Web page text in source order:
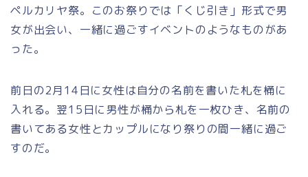
ペルカリヤ祭。このお祭りでは「くじ引き」形式で男
女が出会い、一緒に過ごすイベントのようなものがあ
った。
前日の2月14日に女性は自分の名前を書いた札を桶に
入れる。翌15日に男性が桶から札を一枚ひき、名前の
書いてある女性とカップルになり祭りの間一緒に過ご
すのだ。